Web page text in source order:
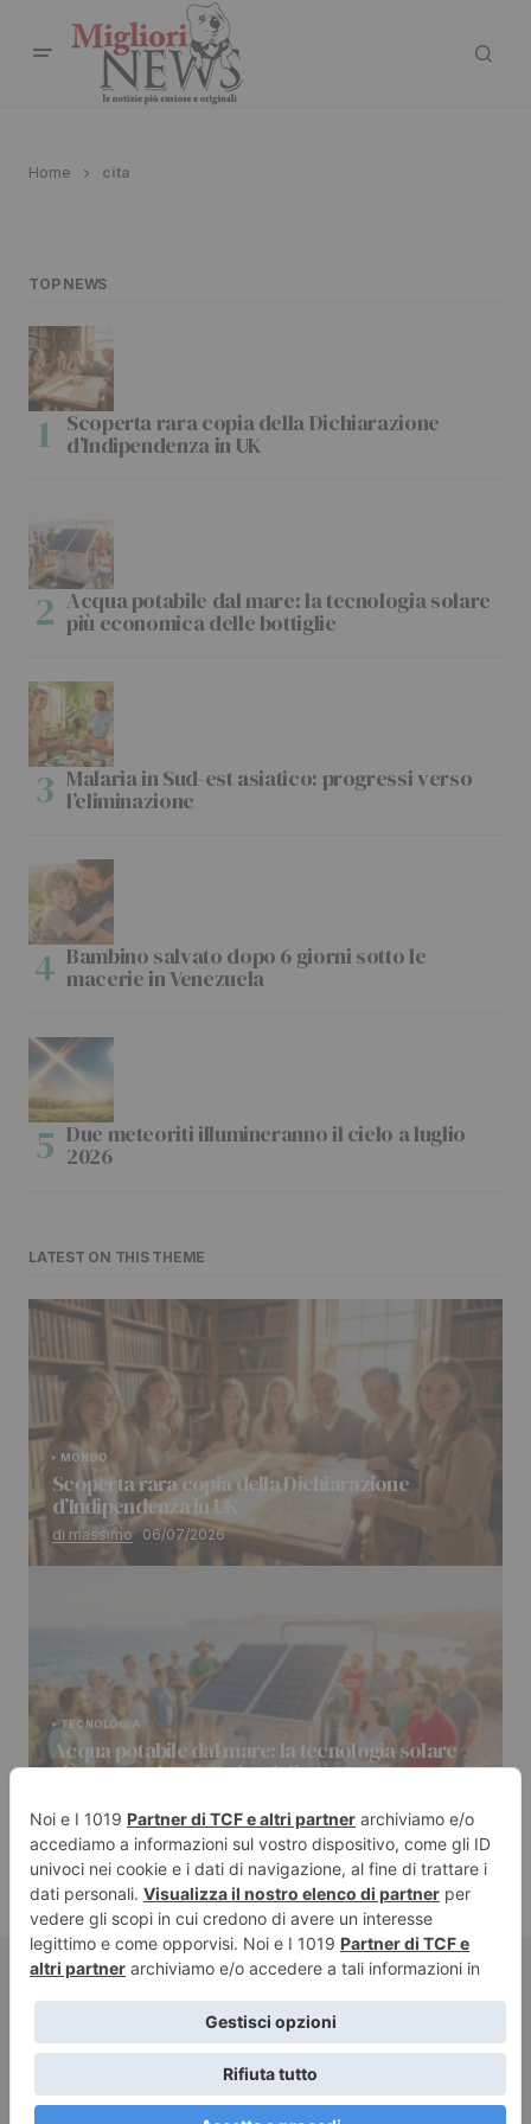
Home cita
TOP NEWS
Scoperta rara copia della Dichiarazione
d’Indipendenza in UK
Acqua potabile dal mare: la tecnologia solare
più economica delle bottiglie
Malaria in Sud-est asiatico: progressi verso
l’eliminazione
Bambino salvato dopo 6 giorni sotto le
macerie in Venezuela
Due meteoriti illumineranno il cielo a luglio
2026
LATEST ON THIS THEME
MONDO
Scoperta rara copia della Dichiarazione
d’Indipendenza in UK
di massimo 06/07/2026
TECNOLOGIA
Acqua potabile dal mare: la tecnologia solare
più economica delle bottiglie